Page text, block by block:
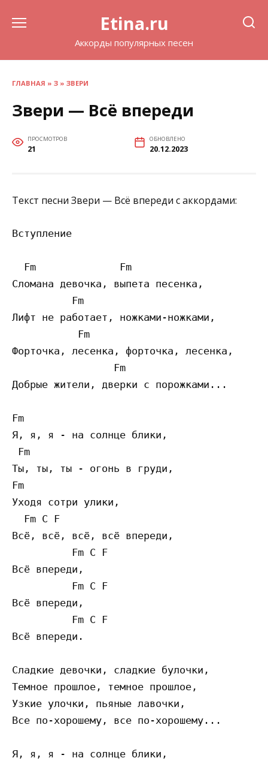
Etina.ru
Аккорды популярных песен
ГЛАВНАЯ » З » ЗВЕРИ
Звери — Всё впереди
ПРОСМОТРОВ
21
ОБНОВЛЕНО
20.12.2023
Текст песни Звери — Всё впереди с аккордами:
Вступление
  Fm              Fm
Сломана девочка, выпета песенка,
          Fm
Лифт не работает, ножками-ножками,
           Fm
Форточка, лесенка, форточка, лесенка,
                 Fm
Добрые жители, дверки с порожками...
Fm
Я, я, я - на солнце блики,
Fm
Ты, ты, ты - огонь в груди,
Fm
Уходя сотри улики,
  Fm C F
Всё, всё, всё, всё впереди,
          Fm C F
Всё впереди,
          Fm C F
Всё впереди,
          Fm C F
Всё впереди.
Сладкие девочки, сладкие булочки,
Темное прошлое, темное прошлое,
Узкие улочки, пьяные лавочки,
Все по-хорошему, все по-хорошему...
Я, я, я - на солнце блики,